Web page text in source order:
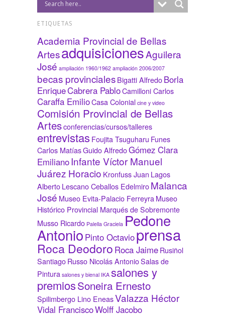
ETIQUETAS
Academia Provincial de Bellas
ArtesadquisicionesAguilera
José ampliación 1960/1962 ampliación 2006/2007
becas provincialesBigatti AlfredoBorla
EnriqueCabrera PabloCamilloni Carlos
Caraffa EmilioCasa Colonial cine y video
Comisión Provincial de Bellas
Artesconferencias/cursos/talleres
entrevistas Foujita Tsuguharu Funes
Carlos MatíasGuido AlfredoGómez Clara
EmilianoInfante Víctor Manuel
Juárez Horacio Kronfuss Juan Lagos
AlbertoLescano Ceballos EdelmiroMalanca
José Museo Evita-Palacio FerreyraMuseo
Histórico Provincial Marqués de Sobremonte
Musso Ricardo Palella Graciela Pedone
Antonio Pinto Octavioprensa
Roca Deodoro Roca JaimeRusiñol
SantiagoRusso Nicolás AntonioSalas de
Pintura salones y bienal IKA salones y
premiosSoneira Ernesto
Spilimbergo Lino EneasValazza Héctor
Vidal FranciscoWolff Jacobo